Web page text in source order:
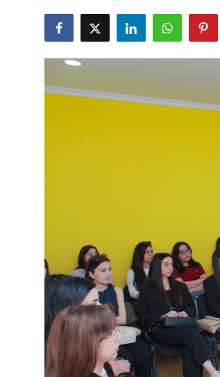
Gündəlik
Pedaqogika
Regionlar
Qəzetin PDF arxivi
İctimai şura